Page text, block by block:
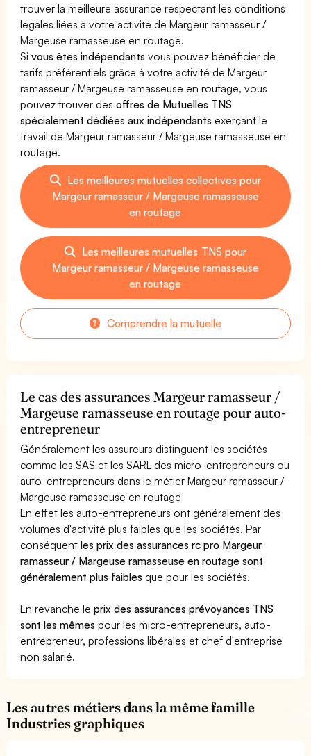
trouver la meilleure assurance respectant les conditions
légales liées à votre activité de Margeur ramasseur /
Margeuse ramasseuse en routage.
Sivous êtes indépendants vous pouvez bénéficier de
tarifs préférentiels grâce à votre activité de Margeur
ramasseur / Margeuse ramasseuse en routage, vous
pouvez trouver desoffres de Mutuelles TNS
spécialement dédiées aux indépendants exerçant le
travail de Margeur ramasseur / Margeuse ramasseuse en
routage.
Les meilleures mutuelles collectives pour
Margeur ramasseur / Margeuse ramasseuse
en routage
Les meilleures mutuelles TNS pour
Margeur ramasseur / Margeuse ramasseuse
en routage
Comprendre la mutuelle
Le cas des assurances Margeur ramasseur /
Margeuse ramasseuse en routage pour auto-
entrepreneur
Généralement les assureurs distinguent les sociétés
comme les SAS et les SARL des micro-entrepreneurs ou
auto-entrepreneurs dans le métier Margeur ramasseur /
Margeuse ramasseuse en routage
En effet les auto-entrepreneurs ont généralement des
volumes d'activité plus faibles que les sociétés. Par
conséquentles prix des assurances rc pro Margeur
ramasseur / Margeuse ramasseuse en routage sont
généralement plus faibles que pour les sociétés.
En revanche leprix des assurances prévoyances TNS
sont les mêmes pour les micro-entrepreneurs, auto-
entrepreneur, professions libérales et chef d'entreprise
non salarié.
Les autres métiers dans la même famille
Industries graphiques